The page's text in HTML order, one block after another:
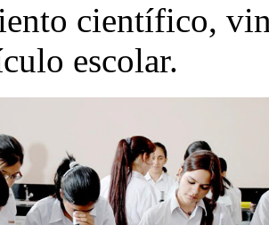
científico,
escolar.